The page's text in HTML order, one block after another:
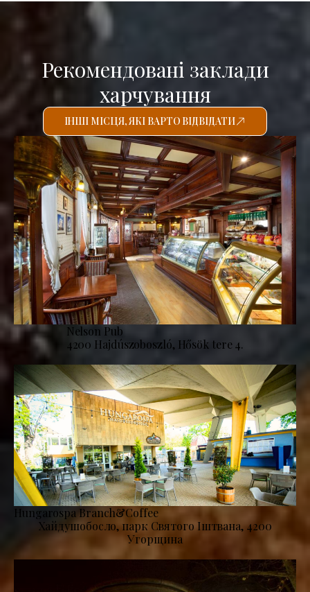
Рекомендовані заклади
харчування
ІНШІ МІСЦЯ, ЯКІ ВАРТО ВІДВІДАТИ
Nelson Pub
4200 Hajdúszoboszló, Hősök tere 4.
Hungarospa Branch&Coffee
Хайдушобосло, парк Святого Іштвана, 4200
Угорщина